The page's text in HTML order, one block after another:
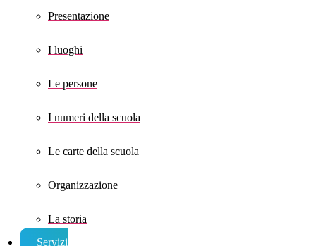
Presentazione
I luoghi
Le persone
I numeri della scuola
Le carte della scuola
Organizzazione
La storia
Servizi